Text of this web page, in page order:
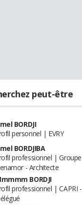
peut-être
BORDJI
personnel | EVRY
BORDJIBA
professionnel | Groupe
- Architecte
BORDJI
professionnel | CAPRI -